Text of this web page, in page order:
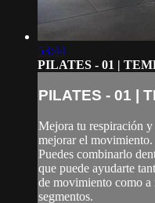
53:44
PILATES - 01 |
PILATES - 01 |
Mejora tu respiración
mejorar el movimiento.
Puedes combinarlo
que puede ayudarte
de movimiento como a
segmentos.